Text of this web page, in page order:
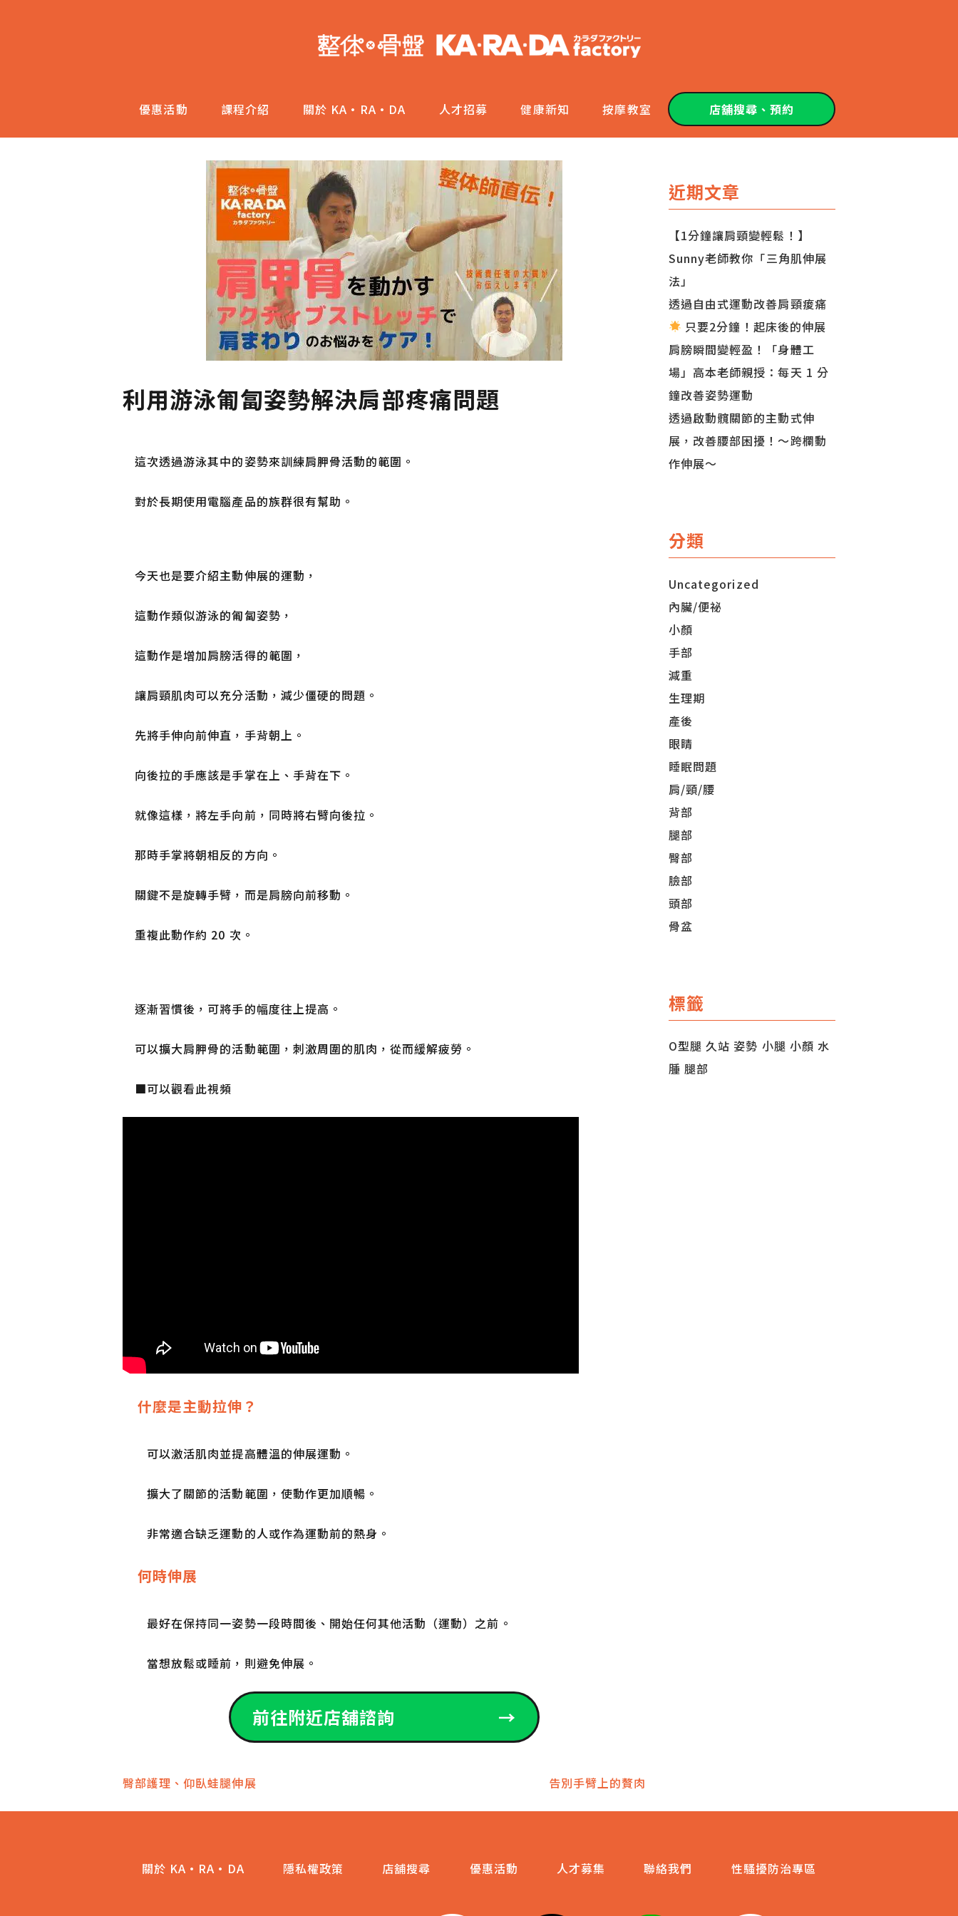
優惠活動 課程介紹 關於 KA·RA·DA 人才招募 健康新知 按摩教室 店舖搜尋、預約
利用游泳匍匐姿勢解決肩部疼痛問題
這次透過游泳其中的姿勢來訓練肩胛骨活動的範圍。
對於長期使用電腦產品的族群很有幫助。
今天也是要介紹主動伸展的運動，
這動作類似游泳的匍匐姿勢，
這動作是增加肩膀活得的範圍，
讓肩頸肌肉可以充分活動，減少僵硬的問題。
先將手伸向前伸直，手背朝上。
向後拉的手應該是手掌在上、手背在下。
就像這樣，將左手向前，同時將右臂向後拉。
那時手掌將朝相反的方向。
關鍵不是旋轉手臂，而是肩膀向前移動。
重複此動作約 20 次。
逐漸習慣後，可將手的幅度往上提高。
可以擴大肩胛骨的活動範圍，刺激周圍的肌肉，從而緩解疲勞。
■可以觀看此視頻
什麼是主動拉伸？
可以激活肌肉並提高體溫的伸展運動。
擴大了關節的活動範圍，使動作更加順暢。
非常適合缺乏運動的人或作為運動前的熱身。
何時伸展
最好在保持同一姿勢一段時間後、開始任何其他活動（運動）之前。
當想放鬆或睡前，則避免伸展。
前往附近店舖諮詢 →
文
章
臀部護理、仰臥蛙腿伸展 告別手臂上的贅肉
近期文章
【1分鐘讓肩頸變輕鬆！】
Sunny老師教你「三角肌伸展
法」
透過自由式運動改善肩頸痠痛
只要2分鐘！起床後的伸展
肩膀瞬間變輕盈！「身體工
場」高本老師親授：每天 1 分
鐘改善姿勢運動
透過啟動髖關節的主動式伸
展，改善腰部困擾！～跨欄動
作伸展～
分類
Uncategorized
內臟/便祕
小顏
手部
減重
生理期
產後
眼睛
睡眠問題
肩/頸/腰
背部
腿部
臀部
臉部
頭部
骨盆
標籤
O型腿 久站 姿勢 小腿 小顏 水
腫 腿部
關於 KA·RA·DA 隱私權政策 店舖搜尋 優惠活動 人才募集 聯絡我們 性騷擾防治專區